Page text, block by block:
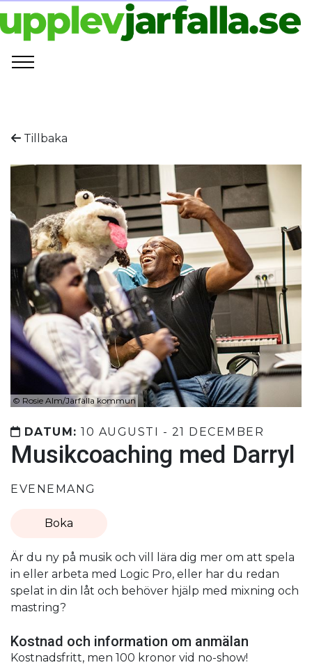
Tillbaka
© Rosie Alm/Järfälla kommun
DATUM: 10 AUGUSTI - 21 DECEMBER
Musikcoaching med Darryl
EVENEMANG
Boka
Är du ny på musik och vill lära dig mer om att spela
in eller arbeta med Logic Pro, eller har du redan
spelat in din låt och behöver hjälp med mixning och
mastring?
Kostnad och information om anmälan
Kostnadsfritt, men 100 kronor vid no-show!